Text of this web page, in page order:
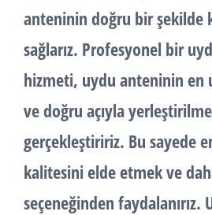
anteninin doğru bir şekilde
sağlarız. Profesyonel bir
hizmeti, uydu anteninin en
ve doğru açıyla
gerçekleştiririz. Bu sayede
kalitesini elde etmek ve
seçeneğinden faydalanırız.